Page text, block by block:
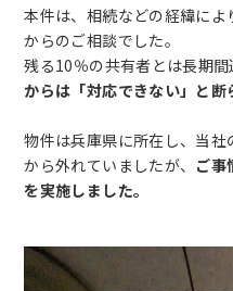
本件は、相続などの経緯に
からのご相談でした。
残る10％の共有者とは長期間
からは「対応できない」と断
物件は兵庫県に所在し、当社
から外れていましたが、 ご事
を実施しました。